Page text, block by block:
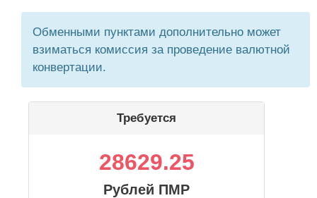
Обменными пунктами дополнительно может
взиматься комиссия за проведение валютной
конвертации.
Требуется
28629.25
Рублей ПМР